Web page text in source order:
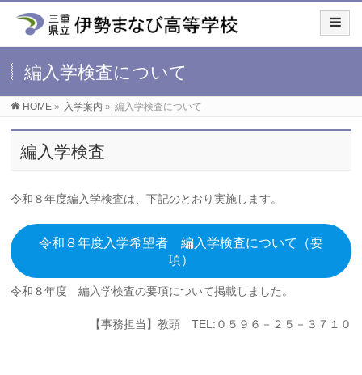
編入学検査について
HOME » 入学案内 » 編入学検査について
編入学検査
令和８年度編入学検査は、下記のとおり実施します。
令和８年度入学希望者 編入学検査について（要
項）
令和８年度 編入学検査の要項について掲載しました。
【事務担当】教頭 TEL:０５９６－２５－３７１０